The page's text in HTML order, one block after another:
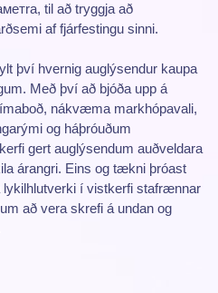
til að tryggja að
af fjárfestingu sinni.
því hvernig auglýsendur kaupa
Með því að bjóða upp á
nákvæma markhópavali,
og háþróuðum
gert auglýsendum auðveldara
árangri. Eins og tækni þróast
í vistkerfi stafrænnar
að vera skrefi á undan og